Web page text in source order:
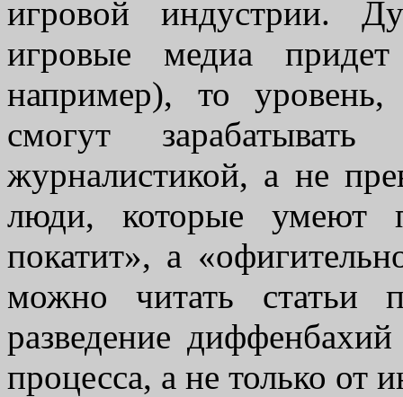
игровой индустрии.
игровые медиа
например), то
смогут
журналистикой, а не
люди, которые умеют
покатит», а
можно читать
разведение
процесса, а не только от